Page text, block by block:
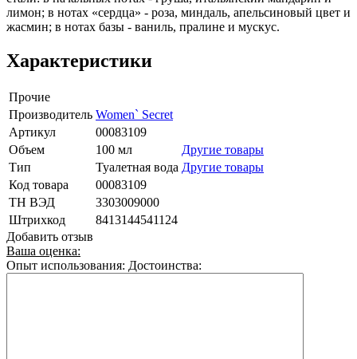
лимон; в нотах «сердца» - роза, миндаль, апельсиновый цвет и
жасмин; в нотах базы - ваниль, пралине и мускус.
Характеристики
Прочие
Производитель Women` Secret
Артикул
00083109
Объем
100 мл
Другие товары
Тип
Туалетная вода Другие товары
Код товара
00083109
ТН ВЭД
3303009000
Штрихкод
8413144541124
Добавить отзыв
Ваша оценка:
Опыт использования: Достоинства: